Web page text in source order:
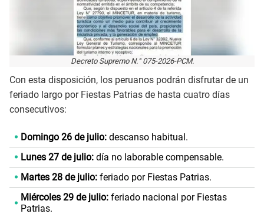
Decreto Supremo N.° 075-2026-PCM.
Con esta disposición, los peruanos podrán disfrutar de un
feriado largo por Fiestas Patrias de hasta cuatro días
consecutivos:
Domingo 26 de julio:descanso habitual.
Lunes 27 de julio:día no laborable compensable.
Martes 28 de julio:feriado por Fiestas Patrias.
Miércoles 29 de julio:feriado nacional por Fiestas
Patrias.